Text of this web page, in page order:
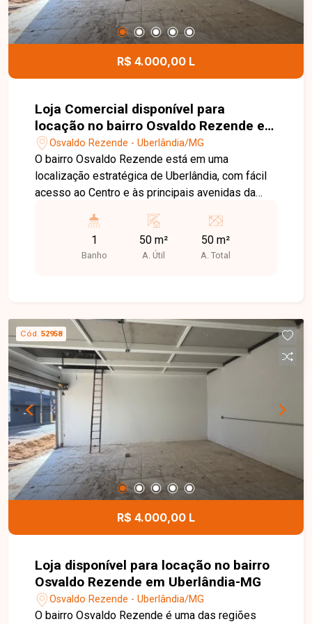
R$ 4.000,00 L
Loja Comercial disponível para
locação no bairro Osvaldo Rezende em
Uberlândia-MG
Osvaldo Rezende - Uberlândia/MG
O bairro Osvaldo Rezende está em uma
localização estratégica de Uberlândia, com fácil
acesso ao Centro e às principais avenidas da
e veículos, além de ampla variedade de
comércios, serviços e transporte público, sendo
uma excelente opção para instalação do seu
comerciais. Localizada na Avenida João Pessoa,
em ponto de grande visibilidade e próxima ao
Terminal Central, proporcionando excelente fluxo
de clientes e fácil acesso. Entre em contato com
a Delta Imóveis e agende uma visita. Nossa
equipe está pronta para apresentar todos os
detalhes deste imóvel e ajudar você a encontrar o
espaço ideal para o seu negócio.
1
Banho
50 m²
A. Útil
50 m²
A. Total
Cód. 52958
R$ 4.000,00 L
Loja disponível para locação no bairro
Osvaldo Rezende em Uberlândia-MG
Osvaldo Rezende - Uberlândia/MG
O bairro Osvaldo Rezende é uma das regiões